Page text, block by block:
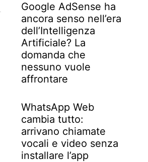
Google AdSense ha
ancora senso nell’era
dell’Intelligenza
Artificiale? La
domanda che
nessuno vuole
affrontare
WhatsApp Web
cambia tutto:
arrivano chiamate
vocali e video senza
installare l’app